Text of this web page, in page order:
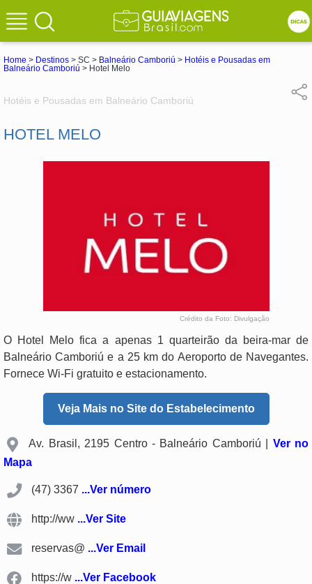
Home > Destinos > SC > Balneário Camboriú > Hotéis e Pousadas em
Balneário Camboriú > Hotel Melo
Hotéis e Pousadas em Balneário Camboriú
HOTEL MELO
Crédito da Foto: Divulgação
O Hotel Melo fica a apenas 1 quarteirão da beira-mar de
Balneário Camboriú e a 25 km do Aeroporto de Navegantes.
Fornece Wi-Fi gratuito e estacionamento.
Veja Mais no Site do Estabelecimento
Av. Brasil, 2195 Centro - Balneário Camboriú | Ver no
Mapa
(47) 3367 ...Ver número
http://ww ...Ver Site
reservas@ ...Ver Email
https://w ...Ver Facebook